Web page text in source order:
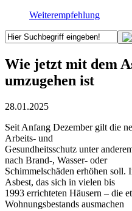
Weiterempfehlung
Wie jetzt mit dem
umzugehen ist
28.01.2025
Seit Anfang Dezember gilt die
Arbeits- und
Gesundheitsschutz unter
nach Brand-, Wasser- oder
Schimmelschäden erhöhen soll.
Asbest, das sich in vielen bis
1993 errichteten Häusern – die
Wohnungsbestands ausmachen